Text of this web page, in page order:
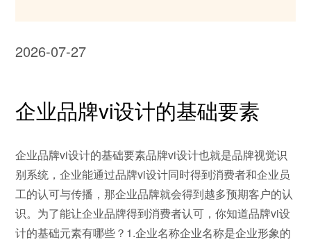
2026-07-27
企业品牌vi设计的基础要素
企业品牌vi设计的基础要素品牌vi设计也就是品牌视觉识
别系统，企业能通过品牌vi设计同时得到消费者和企业员
工的认可与传播，那企业品牌就会得到越多预期客户的认
识。为了能让企业品牌得到消费者认可，你知道品牌vi设
计的基础元素有哪些？1.企业名称企业名称是企业形象的